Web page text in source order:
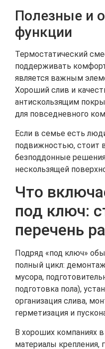
Полезные и
функции
Термостатический
поддерживать
является важным
Хороший слив и
антискользящим
для повседневного
Если в семье есть
подвижностью, стоит
безподдонные
нескользящей
Что
под ключ:
перечень
Подряд «под ключ»
полный цикл:
мусора,
подготовка пола),
организация слива,
герметизация и
В хороших компаниях
материалы крепления,